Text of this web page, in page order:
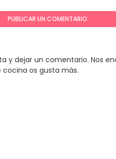
PUBLICAR UN COMENTARIO
y dejar un comentario. Nos
os gusta más.